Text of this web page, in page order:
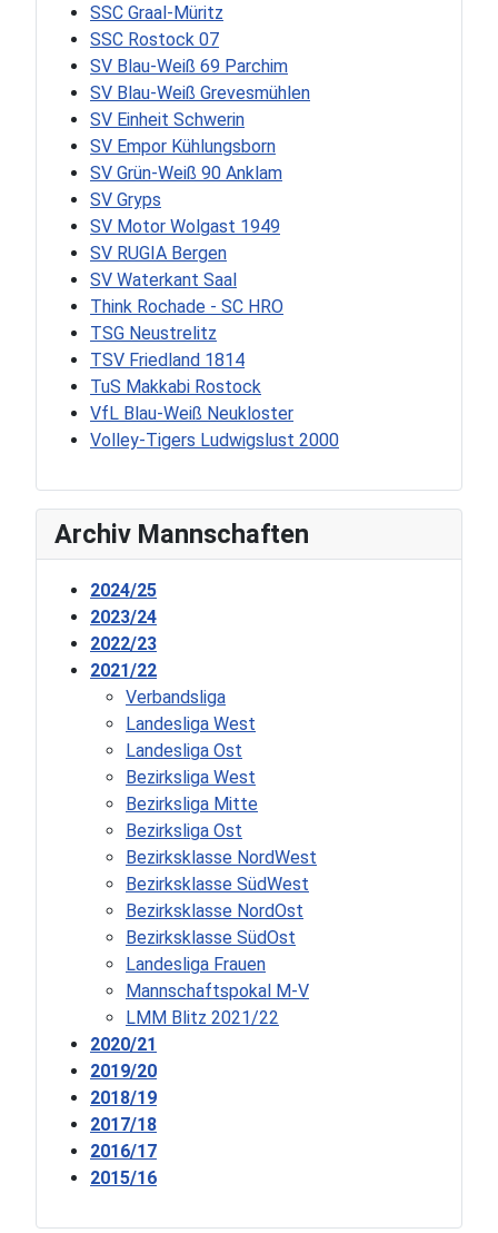
SSC Graal-Müritz
SSC Rostock 07
SV Blau-Weiß 69 Parchim
SV Blau-Weiß Grevesmühlen
SV Einheit Schwerin
SV Empor Kühlungsborn
SV Grün-Weiß 90 Anklam
SV Gryps
SV Motor Wolgast 1949
SV RUGIA Bergen
SV Waterkant Saal
Think Rochade - SC HRO
TSG Neustrelitz
TSV Friedland 1814
TuS Makkabi Rostock
VfL Blau-Weiß Neukloster
Volley-Tigers Ludwigslust 2000
Archiv Mannschaften
2024/25
2023/24
2022/23
2021/22
Verbandsliga
Landesliga West
Landesliga Ost
Bezirksliga West
Bezirksliga Mitte
Bezirksliga Ost
Bezirksklasse NordWest
Bezirksklasse SüdWest
Bezirksklasse NordOst
Bezirksklasse SüdOst
Landesliga Frauen
Mannschaftspokal M-V
LMM Blitz 2021/22
2020/21
2019/20
2018/19
2017/18
2016/17
2015/16